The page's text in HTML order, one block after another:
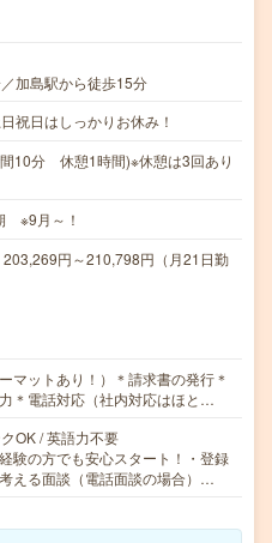
加島駅から徒歩15分
祝日はしっかりお休み！
10分 休憩1時間)※休憩は3回あり
※9月～！
円～210,798円（月21日勤
マットあり！）＊請求書の発行＊
＊電話対応（社内対応はほと…
OK / 英語力不要
験の方でも安心スタート！・登録
える面談（電話面談の場合）…